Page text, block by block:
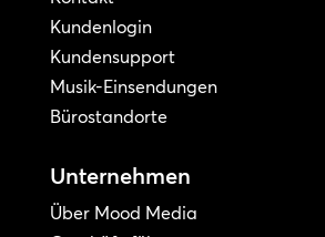
Kundenlogin
Kundensupport
Musik-Einsendungen
Bürostandorte
Unternehmen
Über Mood Media